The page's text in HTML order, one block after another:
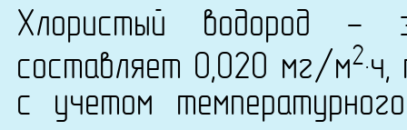
Хлористый водород -
составляет 0,020 мг/м2
с учетом